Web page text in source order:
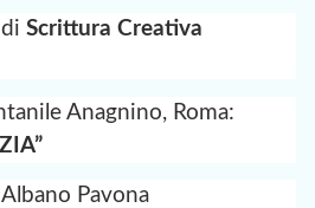
Scrittura Creativa
Anagnino, Roma:
Pavona